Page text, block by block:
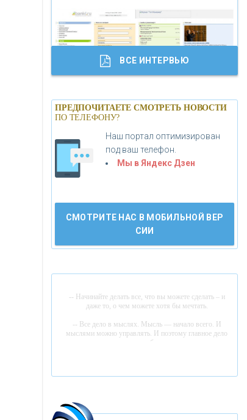
«ТРАСТ»
«ГАЗПРОМБАНК»
«МОСКОВСКИЙ КРЕДИТНЫЙ
БАНК»
«АБСОЛЮТ БАНК»
АО «КРЕДИТ ЕВРОПА БАНК»
«РОССИЙСКИЙ КАПИТАЛ»
«НАЦИОНАЛЬНЫЙ
Банки.ру обновил логотип впервые за
19 лет - «Лента новостей»
лет изменила финансовый рынок -
ВСЕ ИНТЕРВЬЮ
ПРЕДПОЧИТАЕТЕ СМОТРЕТЬ НОВОСТИ
ПО ТЕЛЕФОНУ?
Наш портал оптимизирован
под ваш телефон.
Мы в Яндекс Дзен
СМОТРИТЕ НАС В МОБИЛЬНОЙ ВЕР
СИИ
-- Начинайте делать все, что вы можете сделать – и
даже то, о чем можете хотя бы мечтать.
-- Все дело в мыслях. Мысль — начало всего. И
мыслями можно управлять. И поэтому главное дело
совершенствования: работать над мыслями.